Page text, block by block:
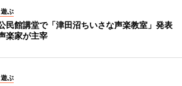
ぶ
民館講堂で「津田沼ちいさな声楽教室」発表
家が主宰
ぶ